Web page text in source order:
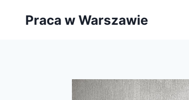
Praca w Warszawie